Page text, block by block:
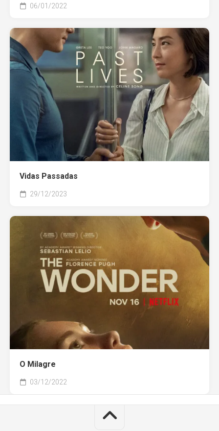
06/01/2022
Vidas Passadas
29/12/2023
O Milagre
03/12/2022